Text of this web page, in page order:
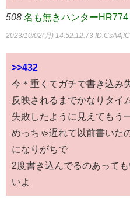
508 名も無きハンターHR774
2023/10/02(月) 14:52:12.73
>>432
今＊重くてガチで書き込み
反映されるまでかなりタイ
失敗したように見えてもう
めっちゃ遅れて以前書いた
になりがちで
2度書き込んでるのあって
いよ